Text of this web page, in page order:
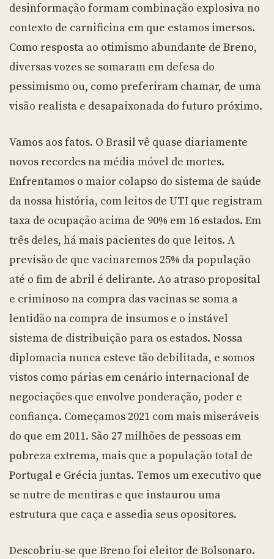
desinformação formam combinação explosiva no
contexto de carnificina em que estamos imersos.
Como resposta ao otimismo abundante de Breno,
diversas vozes se somaram em defesa do
pessimismo ou, como preferiram chamar, de uma
visão realista e desapaixonada do futuro próximo.
Vamos aos fatos. O Brasil vê quase diariamente
novos recordes na média móvel de mortes.
Enfrentamos o maior colapso do sistema de saúde
da nossa história, com leitos de UTI que registram
taxa de ocupação acima de 90% em 16 estados. Em
três deles, há mais pacientes do que leitos. A
previsão de que vacinaremos 25% da população
até o fim de abril é delirante. Ao atraso proposital
e criminoso na compra das vacinas se soma a
lentidão na compra de insumos e o instável
sistema de distribuição para os estados. Nossa
diplomacia nunca esteve tão debilitada, e somos
vistos como párias em cenário internacional de
negociações que envolve ponderação, poder e
confiança. Começamos 2021 com mais miseráveis
do que em 2011. São 27 milhões de pessoas em
pobreza extrema, mais que a população total de
Portugal e Grécia juntas. Temos um executivo que
se nutre de mentiras e que instaurou uma
estrutura que caça e assedia seus opositores.
Descobriu-se que Breno foi eleitor de Bolsonaro.